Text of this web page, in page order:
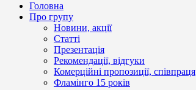
Головна
Про групу
Новини, акції
Статті
Презентація
Рекомендації, відгуки
Комерційні пропозиції, співпраця
Фламінго 15 років